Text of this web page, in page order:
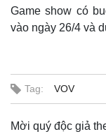
Game show có
vào ngày 26/4 và
Tag: VOV
Mời quý độc giả